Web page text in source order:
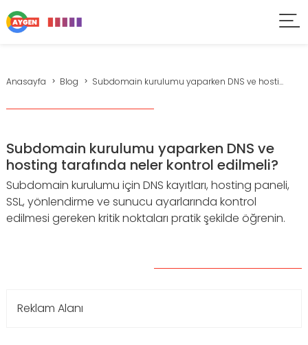
Anasayfa Blog Subdomain kurulumu yaparken DNS ve hosti...
Subdomain kurulumu yaparken DNS ve
hosting tarafında neler kontrol edilmeli?
Subdomain kurulumu için DNS kayıtları, hosting paneli,
SSL, yönlendirme ve sunucu ayarlarında kontrol
edilmesi gereken kritik noktaları pratik şekilde öğrenin.
Reklam Alanı